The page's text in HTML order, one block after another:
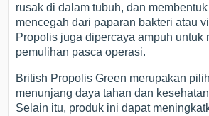
rusak di dalam tubuh, dan
mencegah dari paparan bakteri atau
Propolis juga dipercaya ampuh untuk
pemulihan pasca operasi.
British Propolis Green merupakan
menunjang daya tahan dan
Selain itu, produk ini dapat